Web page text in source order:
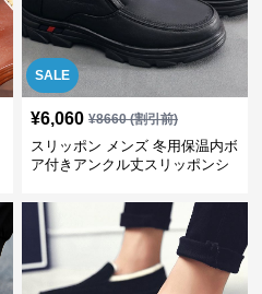
SALE
¥6,060 ¥8660(割引前)
スリッポン メンズ 冬用保温内ボ
ア付きアンクル丈スリッポンシ